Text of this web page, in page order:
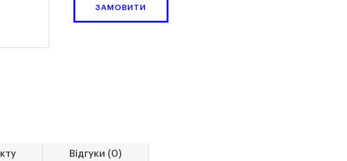
ЗАМОВИТИ
Відгуки (0)